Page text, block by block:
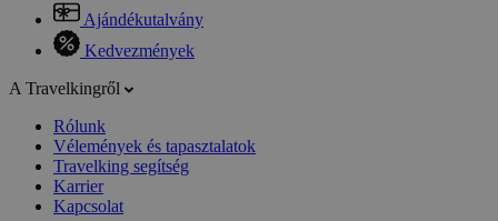
Ajándékutalvány
Kedvezmények
A Travelkingről
Rólunk
Vélemények és tapasztalatok
Travelking segítség
Karrier
Kapcsolat